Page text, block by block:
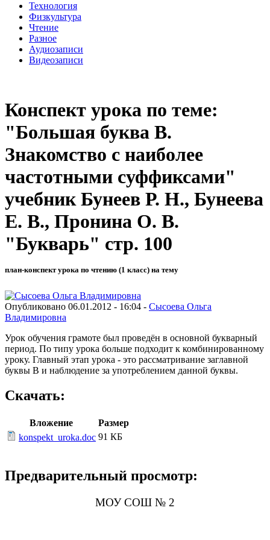
Технология
Физкультура
Чтение
Разное
Аудиозаписи
Видеозаписи
Конспект урока по теме:
"Большая буква В.
Знакомство с наиболее
частотными суффиксами"
учебник Бунеев Р. Н., Бунеева
Е. В., Пронина О. В.
"Букварь" стр. 100
план-конспект урока по чтению (1 класс) на тему
Опубликовано 06.01.2012 - 16:04 - Сысоева Ольга
Владимировна
Урок обучения грамоте был проведён в основной букварный
период. По типу урока больше подходит к комбинированному
уроку. Главный этап урока - это рассматривание заглавной
буквы В и наблюдение за употреблением данной буквы.
Скачать:
Вложение
Размер
konspekt_uroka.doc 91 КБ
Предварительный просмотр:
МОУ СОШ № 2